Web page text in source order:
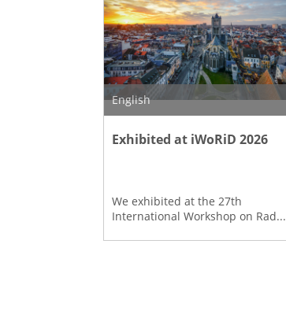
English
Exhibited at iWoRiD 2026
We exhibited at the 27th
International Workshop on Rad...